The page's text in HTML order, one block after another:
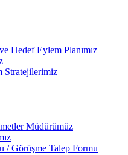
Hedef Eylem Planımız
Stratejilerimiz
Müdürümüz
/ Görüşme Talep Formu